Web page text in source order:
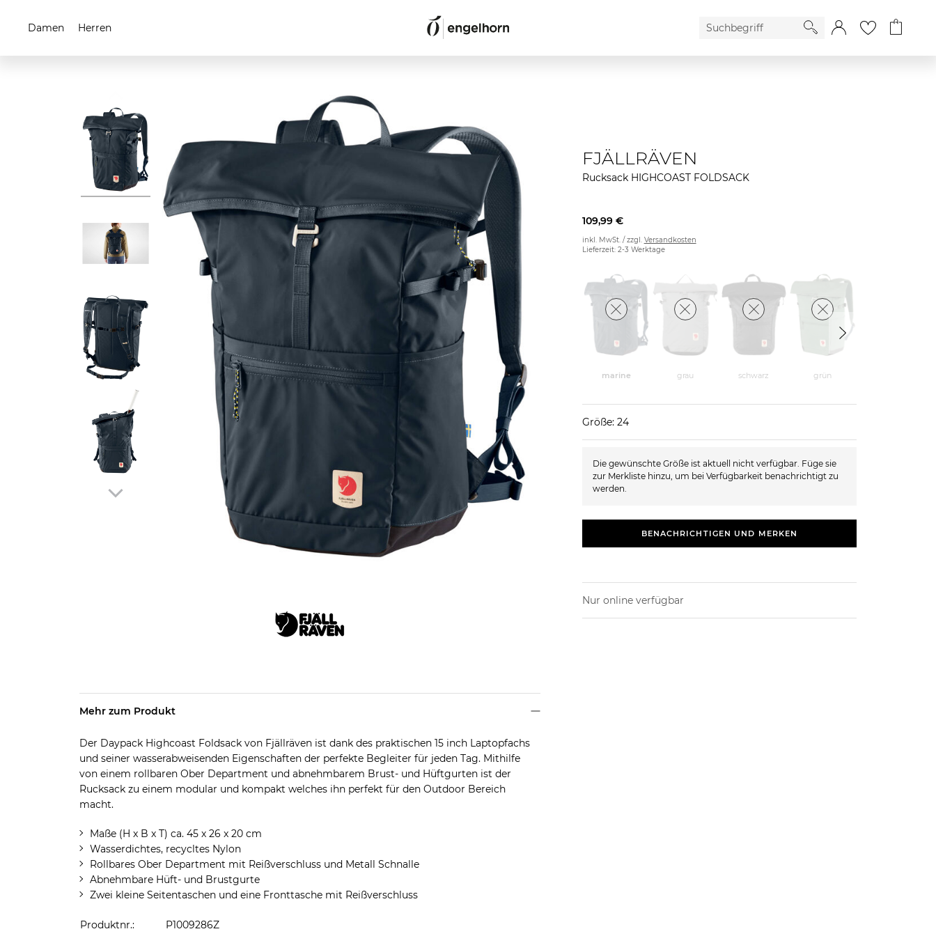
Damen Herren
FJÄLLRÄVEN
Rucksack HIGHCOAST FOLDSACK
109,99 €
inkl. MwSt. / zzgl. Versandkosten
Lieferzeit: 2-3 Werktage
marine grau schwarz grün
Größe: 24
Die gewünschte Größe ist aktuell nicht verfügbar. Füge sie
zur Merkliste hinzu, um bei Verfügbarkeit benachrichtigt zu
werden.
BENACHRICHTIGEN UND MERKEN
Nur online verfügbar
Mehr zum Produkt
Der Daypack Highcoast Foldsack von Fjällräven ist dank des praktischen 15 inch Laptopfachs
und seiner wasserabweisenden Eigenschaften der perfekte Begleiter für jeden Tag. Mithilfe
von einem rollbaren Ober Department und abnehmbarem Brust- und Hüftgurten ist der
Rucksack zu einem modular und kompakt welches ihn perfekt für den Outdoor Bereich
macht.
Maße (H x B x T) ca. 45 x 26 x 20 cm
Wasserdichtes, recycltes Nylon
Rollbares Ober Department mit Reißverschluss und Metall Schnalle
Abnehmbare Hüft- und Brustgurte
Zwei kleine Seitentaschen und eine Fronttasche mit Reißverschluss
Produktnr.:
P1009286Z